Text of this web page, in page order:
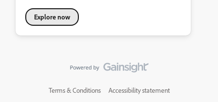
Explore now
Terms & Conditions Accessibility statement